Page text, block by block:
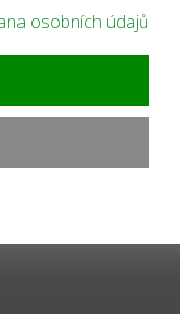
prostředky
v
nákupu
osobních údajů